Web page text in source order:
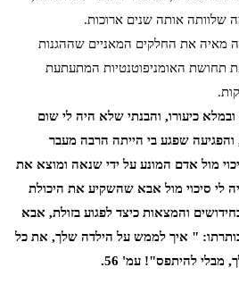
שלוותה אותה שנים ארוכות.
מאיה את החלקים המאניים שההגנות
תחושת האומניפוטנטיות המתעתעת
ובמלא כיעורו, והבנתי שלא היה לי שום
והפגיעה שפגע בי הייתה הרבה מעבר
מול אדם המונע על ידי שנאה ומוצא את
לי סיכוי מול אבא שהשקיע את היכולת
והמצאות כיצד לפגוע בזולת, אבא
" איך לממש על הילדה שלך, את כל
להיתפס"! עמ' 56.